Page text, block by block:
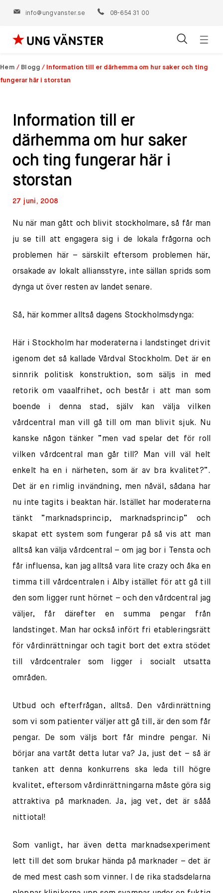
info@ungvanster.se 08-654 31 00
Hoppa
till
innehåll
Hem / Blogg /
Information till er därhemma om hur saker och ting
fungerar här i storstan
Information till er
därhemma om hur saker
och ting fungerar här i
storstan
27 juni, 2008
Nu när man gått och blivit stockholmare, så får man
ju se till att engagera sig i de lokala frågorna och
problemen här – särskilt eftersom problemen här,
orsakade av lokalt alliansstyre, inte sällan sprids som
dynga ut över resten av landet senare.
Så, här kommer alltså dagens Stockholmsdynga:
Här i Stockholm har moderaterna i landstinget drivit
igenom det så kallade Vårdval Stockholm. Det är en
sinnrik politisk konstruktion, som säljs in med
retorik om vaaalfrihet, och består i att man som
boende i denna stad, själv kan välja vilken
vårdcentral man vill gå till om man blivit sjuk. Nu
kanske någon tänker ”men vad spelar det för roll
vilken vårdcentral man går till? Man vill väl helt
enkelt ha en i närheten, som är av bra kvalitet?”.
Det är en rimlig invändning, men nåväl, sådana har
nu inte tagits i beaktan här. Istället har moderaterna
tänkt ”marknadsprincip, marknadsprincip” och
skapat ett system som fungerar på så vis att man
alltså kan välja vårdcentral – om jag bor i Tensta och
får influensa, kan jag alltså vara lite crazy och åka en
timma till vårdcentralen i Alby istället för att gå till
den som ligger runt hörnet – och den vårdcentral jag
väljer, får därefter en summa pengar från
landstinget. Man har också infört fri etableringsrätt
för vårdinrättningar och tagit bort det extra stödet
till vårdcentraler som ligger i socialt utsatta
områden.
Utbud och efterfrågan, alltså. Den vårdinrättning
som vi som patienter väljer att gå till, är den som får
pengar. De som väljs bort får mindre pengar. Ni
börjar ana vartåt detta lutar va? Ja, just det – så är
tanken att denna konkurrens ska leda till högre
kvalitet, eftersom vårdinrättningarna måste göra sig
attraktiva på marknaden. Ja, jag vet, det är sååå
nittiotal!
Som vanligt, har även detta marknadsexperiment
lett till det som brukar hända på marknader – det är
de med mest cash som vinner. I de rika stadsdelarna